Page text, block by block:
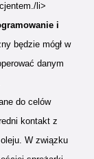
li>
i
będzie mógł w
danym
do celów
kontakt z
W związku